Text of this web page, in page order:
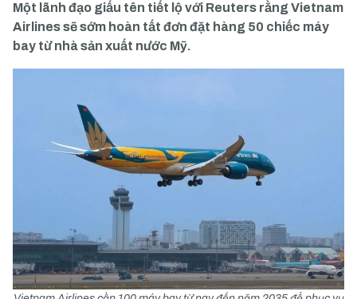
Một lãnh đạo giấu tên tiết lộ với Reuters rằng Vietnam
Airlines sẽ sớm hoàn tất đơn đặt hàng 50 chiếc máy
bay từ nhà sản xuất nước Mỹ.